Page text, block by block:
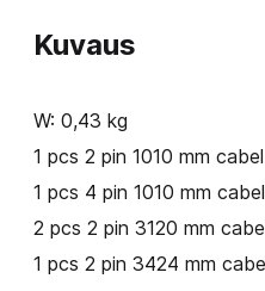
Kuvaus
W: 0,43 kg
1 pcs 2 pin 1010 mm cabel
1 pcs 4 pin 1010 mm cabel
2 pcs 2 pin 3120 mm
1 pcs 2 pin 3424 mm